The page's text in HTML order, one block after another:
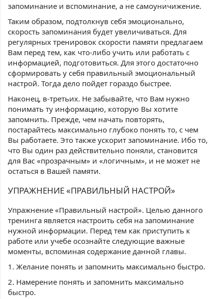
запоминание и вспоминание, а не самоуничижение.
Таким образом, подтолкнув себя эмоционально,
скорость запоминания будет увеличиваться. Для
регулярных тренировок скорости памяти предлагаем
Вам перед тем, как что-либо учить или работать с
информацией, подготовиться. Для этого достаточно
сформировать у себя правильный эмоциональный
настрой. Тогда дело пойдет гораздо быстрее.
Наконец, в-третьих. Не забывайте, что Вам нужно
понимать ту информацию, которую Вы хотите
запомнить. Прежде, чем начать повторять,
постарайтесь максимально глубоко понять то, с чем
Вы работаете. Это также ускорит запоминание. Ибо то,
что Вы один раз действительно поняли, становится
для Вас «прозрачным» и «логичным», и не может не
остаться в Вашей памяти.
УПРАЖНЕНИЕ «ПРАВИЛЬНЫЙ НАСТРОЙ»
Упражнение «Правильный настрой». Целью данного
тренинга является настроить себя на запоминание
нужной информации. Перед тем как приступить к
работе или учебе осознайте следующие важные
моменты, вспоминая содержание данной главы.
1. Желание понять и запомнить максимально быстро.
2. Намерение понять и запомнить максимально
быстро.